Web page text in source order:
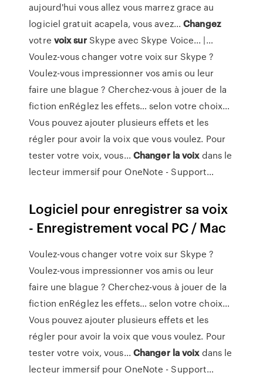
aujourd'hui vous allez vous marrez grace au
logiciel gratuit acapela, vous avez...Changez
votre voixsurSkype avec Skype Voice... |…
Voulez-vous changer votre voix sur Skype ?
Voulez-vous impressionner vos amis ou leur
faire une blague ? Cherchez-vous à jouer de la
fiction enRéglez les effets… selon votre choix…
Vous pouvez ajouter plusieurs effets et les
régler pour avoir la voix que vous voulez. Pour
tester votre voix, vous... Changer lavoixdans le
lecteur immersif pour OneNote - Support…
Logiciel pour enregistrer sa voix
- Enregistrement vocal PC / Mac
Voulez-vous changer votre voix sur Skype ?
Voulez-vous impressionner vos amis ou leur
faire une blague ? Cherchez-vous à jouer de la
fiction enRéglez les effets… selon votre choix…
Vous pouvez ajouter plusieurs effets et les
régler pour avoir la voix que vous voulez. Pour
tester votre voix, vous... Changer lavoixdans le
lecteur immersif pour OneNote - Support…